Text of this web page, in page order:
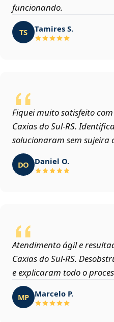
funcionando.
TS Tamires S.
Fiquei muito satisfeito
Caxias do Sul‑RS.
solucionaram sem sujeira
DO Daniel O.
Atendimento ágil e
Caxias do Sul‑RS.
e explicaram todo o
MP Marcelo P.